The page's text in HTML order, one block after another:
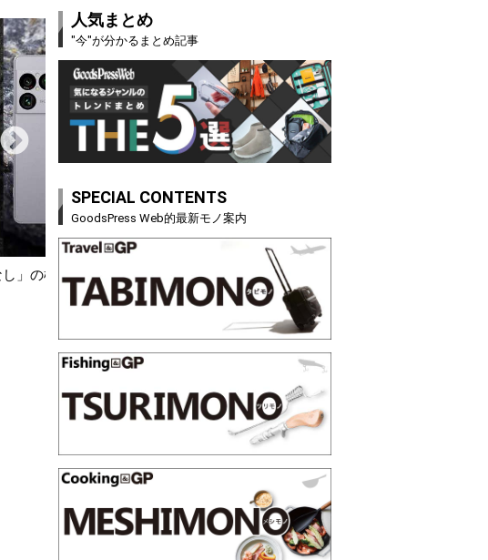
し」の極上スマホ5選【GoodsPress 2026上半
SHOCK「GRAVITYMASTER」
PR
人気まとめ
"今"が分かるまとめ記事
SPECIAL CONTENTS
GoodsPress Web的最新モノ案内